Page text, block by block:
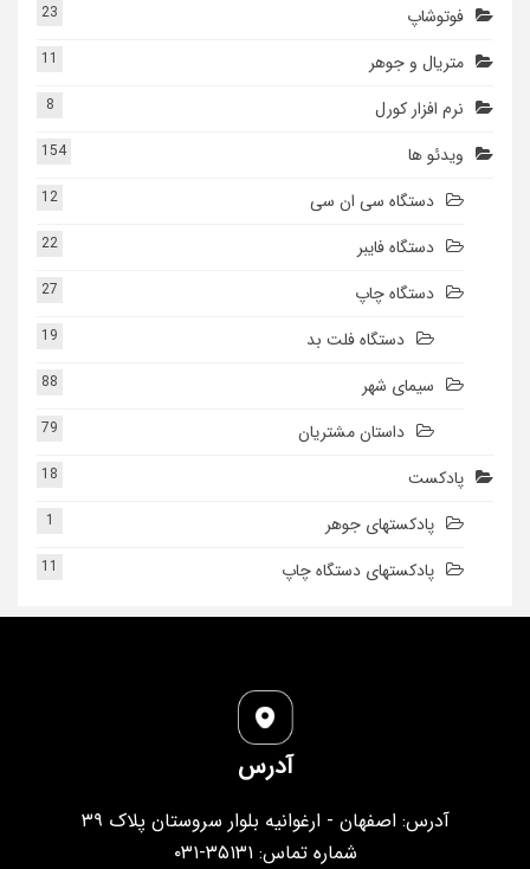
فوتوشاپ 23
متریال و جوهر 11
نرم افزار کورل 8
ویدئو ها 154
دستگاه سی ان سی 12
دستگاه فایبر 22
دستگاه چاپ 27
دستگاه فلت بد 19
سیمای شهر 88
داستان مشتریان 79
پادکست 18
پادکستهای جوهر 1
پادکستهای دستگاه چاپ 11
آدرس
آدرس: اصفهان - ارغوانیه بلوار سروستان پلاک ۳۹
شماره تماس: ۳۵۱۳۱-۰۳۱